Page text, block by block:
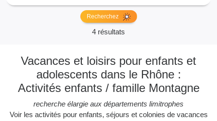
Recherchez
4 résultats
Vacances et loisirs pour enfants et
adolescents dans le Rhône :
Activités enfants / famille Montagne
recherche élargie aux départements limitrophes
Voir les activités pour enfants, séjours et colonies de vacances